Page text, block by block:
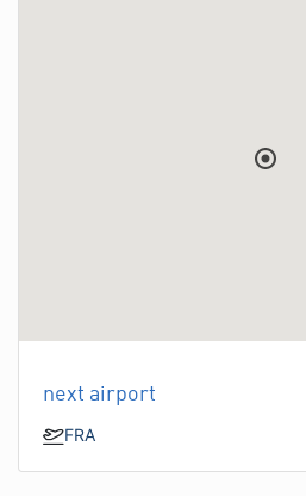
next airport
FRA